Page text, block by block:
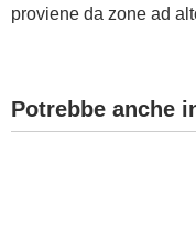
proviene da zone ad
Potrebbe anche